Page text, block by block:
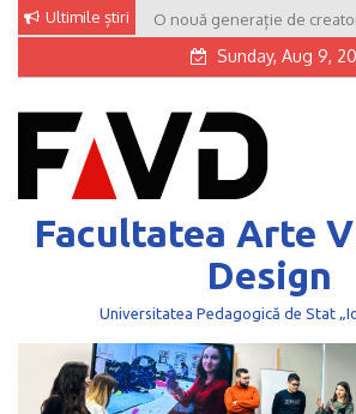
Skip
content
Ultimile știri O nouă generație de
Sunday, Aug 9,
Facultatea Arte
Design
Universitatea Pedagogică de Stat